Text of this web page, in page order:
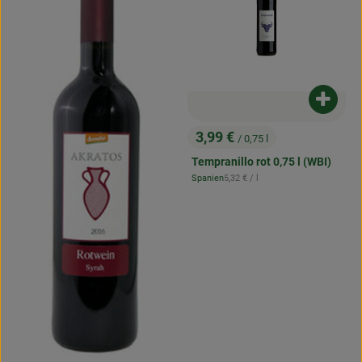
, Preis:
3,99 € / 0,75 l
Tempranillo rot 0,75 l (WBI)
, Herkunft:
Spanien, Referenzpreis:
5,32 € / l